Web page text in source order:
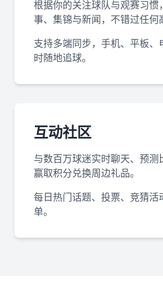
根据你的关注球队与观赛习惯
事、集锦与新闻，不错过任何
支持多端同步，手机、平板、
时随地追球。
互动社区
与数百万球迷实时聊天、预测
赢取积分兑换周边礼品。
每日热门话题、投票、竞猜活
单。